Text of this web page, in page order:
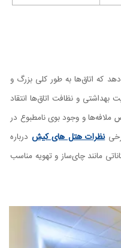
که اتاق‌ها به طور کلی بزرگ و
بهداشتی و نظافت اتاق‌ها انتقاد
ملافه‌ها و وجود بوی نامطبوع در
نظرات هتل های کیش درباره
مانند چای‌ساز و تهویه مناسب